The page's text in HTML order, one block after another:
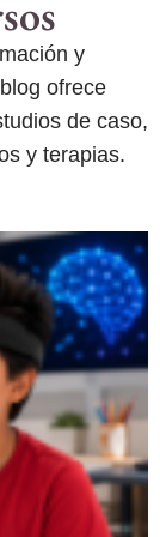
y
ofrece
de caso,
y terapias.